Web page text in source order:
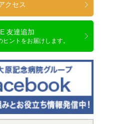
クセス
友達追加
ントをお届けします。